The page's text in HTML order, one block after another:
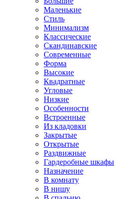
Маленькие
Стиль
Минимализм
Классические
Скандинавские
Современные
Форма
Высокие
Квадратные
Угловые
Низкие
Особенности
Встроенные
Из кладовки
Закрытые
Открытые
Раздвижные
Гардеробные шкафы
Назначение
В комнату
В нишу